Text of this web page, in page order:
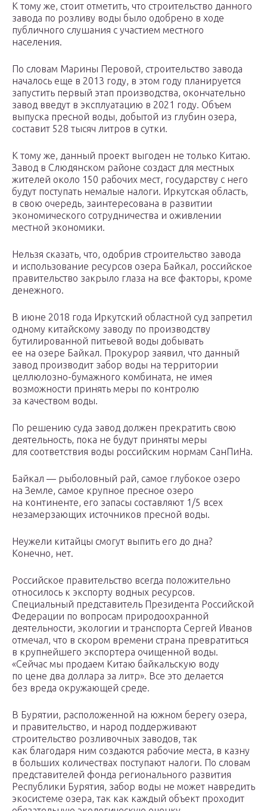
К тому же, стоит отметить, что строительство данного
завода по розливу воды было одобрено в ходе
публичного слушания с участием местного
населения.
По словам Марины Перовой, строительство завода
началось еще в 2013 году, в этом году планируется
запустить первый этап производства, окончательно
завод введут в эксплуатацию в 2021 году. Объем
выпуска пресной воды, добытой из глубин озера,
составит 528 тысяч литров в сутки.
К тому же, данный проект выгоден не только Китаю.
Завод в Слюдянском районе создаст для местных
жителей около 150 рабочих мест, государству с него
будут поступать немалые налоги. Иркутская область,
в свою очередь, заинтересована в развитии
экономического сотрудничества и оживлении
местной экономики.
Нельзя сказать, что, одобрив строительство завода
и использование ресурсов озера Байкал, российское
правительство закрыло глаза на все факторы, кроме
денежного.
В июне 2018 года Иркутский областной суд запретил
одному китайскому заводу по производству
бутилированной питьевой воды добывать
ее на озере Байкал. Прокурор заявил, что данный
завод производит забор воды на территории
целлюлозно-бумажного комбината, не имея
возможности принять меры по контролю
за качеством воды.
По решению суда завод должен прекратить свою
деятельность, пока не будут приняты меры
для соответствия воды российским нормам СанПиНа.
Байкал — рыболовный рай, самое глубокое озеро
на Земле, самое крупное пресное озеро
на континенте, его запасы составляют 1/5 всех
незамерзающих источников пресной воды.
Неужели китайцы смогут выпить его до дна?
Конечно, нет.
Российское правительство всегда положительно
относилось к экспорту водных ресурсов.
Специальный представитель Президента Российской
Федерации по вопросам природоохранной
деятельности, экологии и транспорта Сергей Иванов
отмечал, что в скором времени страна превратиться
в крупнейшего экспортера очищенной воды.
«Сейчас мы продаем Китаю байкальскую воду
по цене два доллара за литр». Все это делается
без вреда окружающей среде.
В Бурятии, расположенной на южном берегу озера,
и правительство, и народ поддерживают
строительство розливочных заводов, так
как благодаря ним создаются рабочие места, в казну
в больших количествах поступают налоги. По словам
представителей фонда регионального развития
Республики Бурятия, забор воды не может навредить
экосистеме озера, так как каждый объект проходит